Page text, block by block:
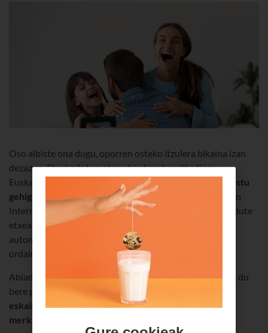
Oso albiste ona dugu, oporren osteko itzulera bikaina izan
dezazun. Etxeko Interneten abiadura handitudiegu
Euskaltelek bezero guztiei,
automatikoki eta inolako kostu
gehigarririk gabe. Abuztuaren 22tik aurrera, Euskaltelen
Interneteko bezero guztiek abiadura handiagoa izango dute
etxean,
100 M-tik hasi eta 500 M-rainokoa
automatikoan, eta Interneteko produktuagatik gehiago
ordaindu gabe.
Abiadura handitze horrekin, Euskaltelek sendotu egiten du
bere posizioa operadore gisa, bezeroei
eskaintzen baitie abiadurarik handienarekin eta
merkatuko preziorik onenarekin